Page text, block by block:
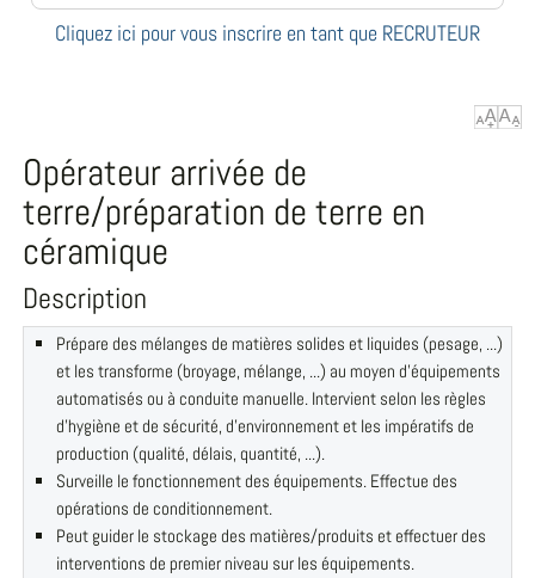
Cliquez ici pour vous inscrire en tant que RECRUTEUR
Opérateur arrivée de
terre/préparation de terre en
céramique
Description
Prépare des mélanges de matières solides et liquides (pesage, ...)
et les transforme (broyage, mélange, ...) au moyen d'équipements
automatisés ou à conduite manuelle. Intervient selon les règles
d'hygiène et de sécurité, d'environnement et les impératifs de
production (qualité, délais, quantité, ...).
Surveille le fonctionnement des équipements. Effectue des
opérations de conditionnement.
Peut guider le stockage des matières/produits et effectuer des
interventions de premier niveau sur les équipements.